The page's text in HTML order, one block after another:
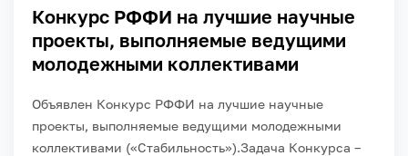
Конкурс РФФИ на лучшие научные
проекты, выполняемые ведущими
молодежными коллективами
Объявлен Конкурс РФФИ на лучшие научные
проекты, выполняемые ведущими молодежными
коллективами («Стабильность»).Задача Конкурса –